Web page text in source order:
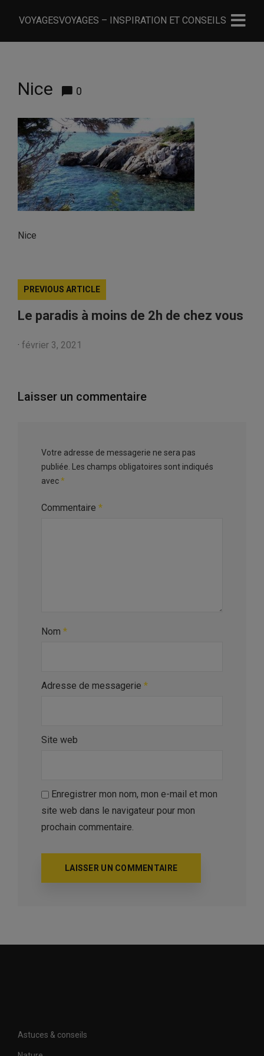
VOYAGESVOYAGES – INSPIRATION ET CONSEILS
Nice 0
Nice
PREVIOUS ARTICLE
Le paradis à moins de 2h de chez vous
· février 3, 2021
Laisser un commentaire
Votre adresse de messagerie ne sera pas
publiée.
Les champs obligatoires sont indiqués
avec*
Commentaire *
Nom *
Adresse de messagerie *
Site web
Enregistrer mon nom, mon e-mail et mon
site web dans le navigateur pour mon
prochain commentaire.
Astuces & conseils